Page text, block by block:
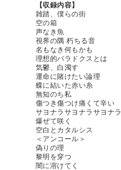
【収録内容】
雑踏、僕らの街
空の箱
声なき魚
視界の隅 朽ちる音
名もなき何もかも
理想的パラドクスとは
気鬱、白濁す
運命に賭けたい論理
蝶に結いた赤い糸
無知のち私
傷つき傷つけ痛くて辛い
サヨナラサヨナラサヨナラ
爆ぜて咲く
空白とカタルシス
＜アンコール＞
偽りの理
黎明を穿つ
闇に溶けてく